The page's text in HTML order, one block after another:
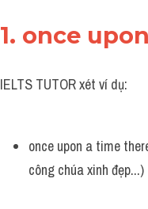
1. once
IELTS TUTOR xét ví dụ:
once upon a time
công chúa xinh đẹp...)